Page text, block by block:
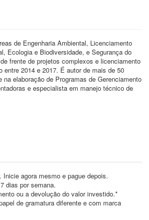
de Engenharia Ambiental, Licenciamento
Ecologia e Biodiversidade, e Segurança do
frente de projetos complexos e licenciamento
2014 e 2017. É autor de mais de 50
elaboração de Programas de Gerenciamento
e especialista em manejo técnico de
agora mesmo e pague depois.
dias por semana.
ou a devolução do valor investido.*
de gramatura diferente e com marca